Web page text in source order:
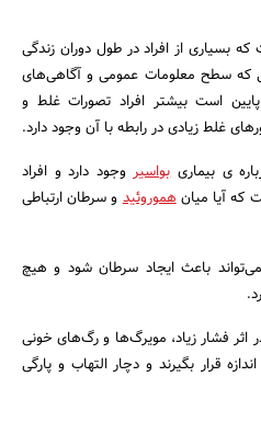
بسیاری از افراد در طول دوران زندگی
که سطح معلومات عمومی و آگاهی‌های
است بیشتر افراد تصورات غلط و
غلط زیادی در رابطه با آن وجود دارد.
ی بیماریبواسیروجود دارد و افراد
که آیا میانهموروئیدو سرطان ارتباطی
باعث ایجاد سرطان شود و هیچ
اثر فشار زیاد، مویرگ‌ها و رگ‌های خونی
قرار بگیرند و دچار التهاب و پارگی